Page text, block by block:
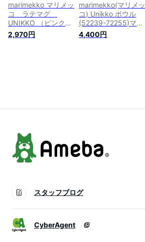
marimekko マリメッ
コ ラテマグ
UNIKKO （ピンク×
ベージュ） （1個単
位） No.831 (71)
2,970円
marimekko(マリメッ
コ) Unikko ボウル
(52239-72255)マリ
メッコ正規取扱店
4,400円
スタッフブログ
CyberAgent